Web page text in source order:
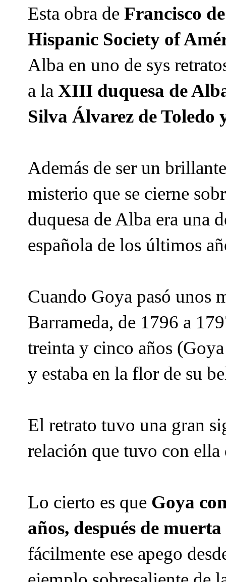
Esta obra de Francisco
Hispanic Society of
Alba en uno de sys
a la XIII duquesa de
Silva Álvarez de Toledo
Además de ser un
misterio que se cierne
duquesa de Alba era una
española de los últimos
Cuando Goya pasó unos
Barrameda, de 1796 a
treinta y cinco años
y estaba en la flor de su
El retrato tuvo una gran
relación que tuvo con ella
Lo cierto es que Goya
años, después de
fácilmente ese apego